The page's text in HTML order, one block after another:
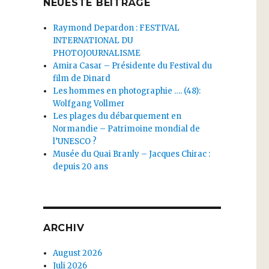
NEUESTE BEITRÄGE
Raymond Depardon : FESTIVAL
INTERNATIONAL DU
PHOTOJOURNALISME
Amira Casar – Présidente du Festival du
film de Dinard
Les hommes en photographie …. (48):
Wolfgang Vollmer
Les plages du débarquement en
Normandie – Patrimoine mondial de
l’UNESCO ?
Musée du Quai Branly – Jacques Chirac :
depuis 20 ans
ARCHIV
August 2026
Juli 2026